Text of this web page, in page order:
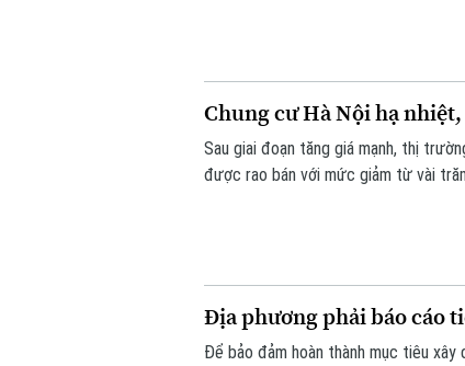
Chung cư Hà Nội hạ
Sau giai đoạn tăng giá mạnh, thị
được rao bán với mức giảm từ vài
Địa phương phải báo cáo
Để bảo đảm hoàn thành mục tiêu